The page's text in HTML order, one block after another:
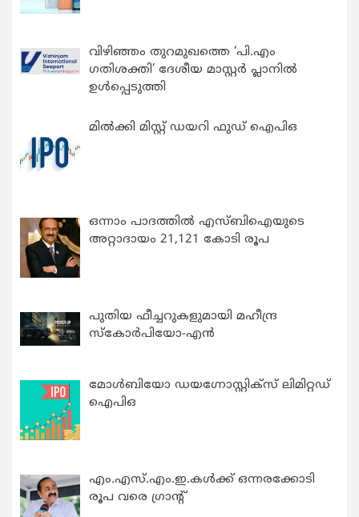
വിഴിഞ്ഞം തുറമുഖത്തെ ‘പി.എം
ഗതിശക്തി’ ദേശീയ മാസ്റ്റർ പ്ലാനിൽ
ഉൾപ്പെടുത്തി
മിൽക്കി മിസ്റ്റ് ഡയറി ഫുഡ് ഐപിഒ
ഒന്നാം പാദത്തിൽ എസ്ബിഐയുടെ
അറ്റാദായം 21,121 കോടി രൂപ
പുതിയ ഫീച്ചറുകളുമായി മഹീന്ദ്ര
സ്കോർപിയോ-എൻ
മോൾബിയോ ഡയഗ്നോസ്റ്റിക്സ് ലിമിറ്റഡ്
ഐപിഒ
എം.എസ്.എം.ഇ.കൾക്ക് ഒന്നരക്കോടി
രൂപ വരെ ഗ്രാന്റ്